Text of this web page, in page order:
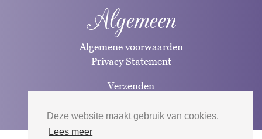
Deze website maakt gebruik van cookies.
Lees meer
Algemeen
Algemene voorwaarden
Privacy Statement
Verzenden